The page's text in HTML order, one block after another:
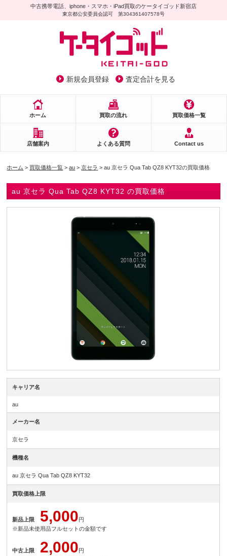
中古携帯電話、iphone・スマホ・iPad買取のケータイゴッド新宿店
東京都公安委員会認可 第304361407578号
新規会員登録 査定合計を見る
ホーム 買取の流れ 買取価格一覧
店舗案内 よくある質問 Contact us
ホーム > 買取価格一覧 >au >京セラ > au 京セラ Qua Tab QZ8 KYT32の買取価格
au 京セラ Qua Tab QZ8 KYT32 の買取価格
キャリア名
au
メーカー名
京セラ
機種名
au 京セラ Qua Tab QZ8 KYT32
買取価格上限
新品上限 5,000円
※新品未使用品フルセットの金額です
中古上限 2,000円